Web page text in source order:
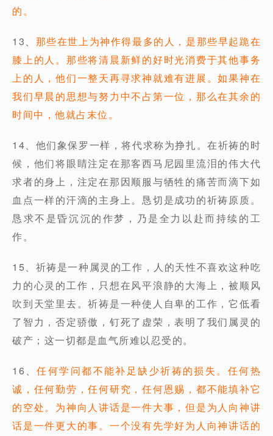
的。
13、 那些在世上为神作得最多的人，是那些早起跪在
膝上的人。那些将清晨新鲜的好时光消费于其他事务
上的人，他们一整天再寻求神就难有进展。如果神在
我们早晨的思想与努力中不占第一位，那么在其余的
时间中，他就占末位。
14、他们象保罗一样，将代求称为挣扎。在祈祷的时
候，他们将眼睛注定在那客西马尼园里流泪的伟大代
求者的身上，注定在那因顺服与牺牲的痛苦而滴下如
血点一样的汗滴的主身上。恳切是成功的祈祷原质。
恳求不是昏沉沉的作梦，乃是全力以赴而持续的工
作。
15、祈祷是一种属灵的工作，人的天性不喜欢这种吃
力的心灵的工作，只想在风平浪静的大海上，被顺风
吹到天堂里去。祈祷是一种使人自卑的工作，它低看
了智力，否定骄傲，钉死了虚荣，表明了我们属灵的
破产；这一切都是血气所难以忍受的。
16、任何学问都不能补足缺少祈祷的损失。任何热
诚，任何勤劳，任何研究，任何恩赐，都不能填补它
的空处。为神向人讲话是一件大事，但是为人向神讲
话是一件更大的事。一个没有先学好为人向神讲话的